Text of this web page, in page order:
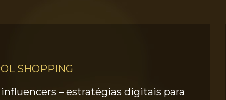
SHOPPING
– estratégias digitais para